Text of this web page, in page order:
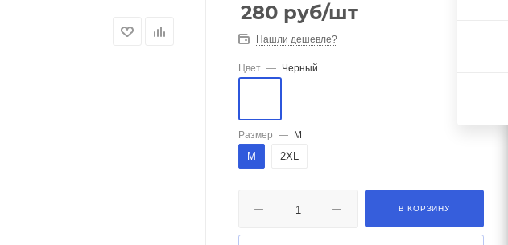
280 руб/шт
Нашли дешевле?
Цвет — Черный
Размер — M
M 2XL
В КОРЗИНУ